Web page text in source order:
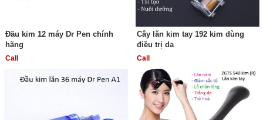
Đầu kim 12 máy Dr Pen chính
hãng
Call
Cây lăn kim tay 192 kim dùng
điều trị da
Call